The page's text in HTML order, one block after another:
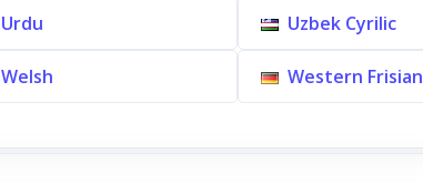
Urdu Uzbek Cyrilic
Welsh Western Frisian